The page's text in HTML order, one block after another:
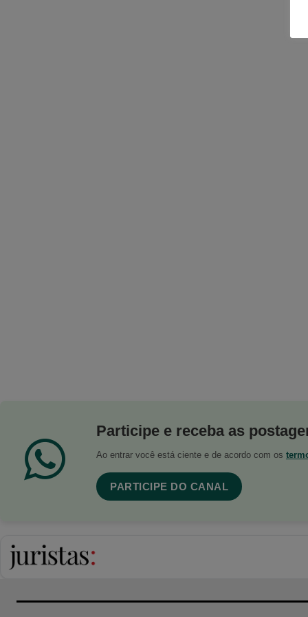
Participe e receba as
Ao entrar você está ciente e de acordo com os
PARTICIPE DO CANAL